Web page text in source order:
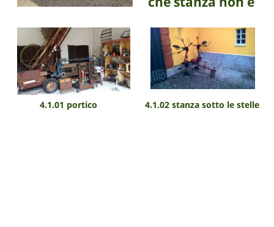
4.1.02 stanza sotto le stelle
4.1.01 portico